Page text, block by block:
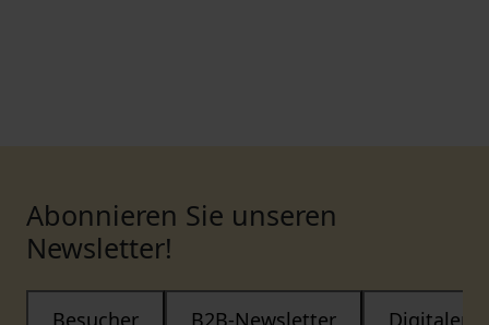
Abonnieren Sie unseren
Newsletter!
Besucher B2B-Newsletter Digitaler